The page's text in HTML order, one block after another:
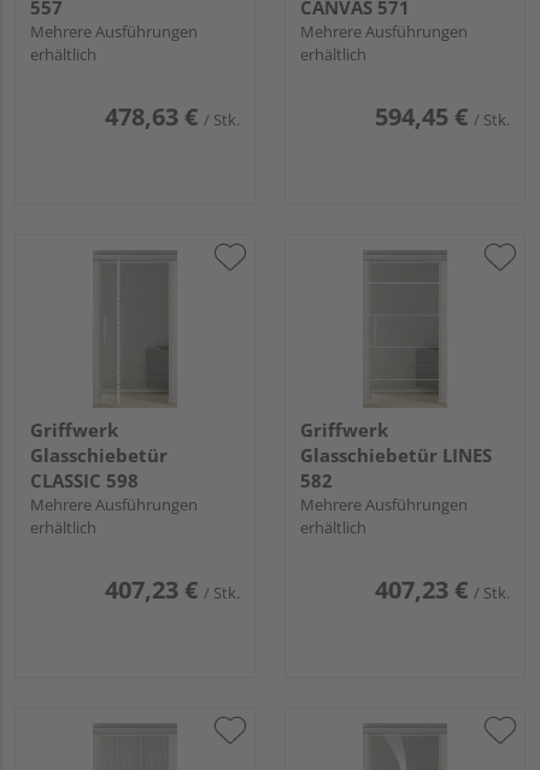
557
Mehrere Ausführungen
erhältlich
478,63 € / Stk.
CANVAS 571
Mehrere Ausführungen
erhältlich
594,45 € / Stk.
Griffwerk
Glasschiebetür
CLASSIC 598
Mehrere Ausführungen
erhältlich
407,23 € / Stk.
Griffwerk
Glasschiebetür LINES
582
Mehrere Ausführungen
erhältlich
407,23 € / Stk.